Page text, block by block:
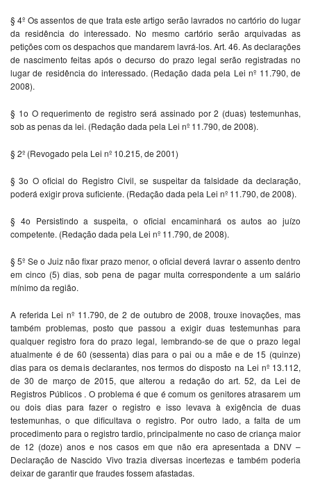
§ 4º Os assentos de que trata este artigo serão lavrados no cartório do lugar
da residência do interessado. No mesmo cartório serão arquivadas as
petições com os despachos que mandarem lavrá-los. Art. 46. As declarações
de nascimento feitas após o decurso do prazo legal serão registradas no
lugar de residência do interessado. (Redação dada pela Lei nº 11.790, de
2008).
§ 1o O requerimento de registro será assinado por 2 (duas) testemunhas,
sob as penas da lei. (Redação dada pela Lei nº 11.790, de 2008).
§ 2º (Revogado pela Lei nº 10.215, de 2001)
§ 3o O oficial do Registro Civil, se suspeitar da falsidade da declaração,
poderá exigir prova suficiente. (Redação dada pela Lei nº 11.790, de 2008).
§ 4o Persistindo a suspeita, o oficial encaminhará os autos ao juízo
competente. (Redação dada pela Lei nº 11.790, de 2008).
§ 5º Se o Juiz não fixar prazo menor, o oficial deverá lavrar o assento dentro
em cinco (5) dias, sob pena de pagar multa correspondente a um salário
mínimo da região.
A referida Lei nº 11.790, de 2 de outubro de 2008, trouxe inovações, mas
também problemas, posto que passou a exigir duas testemunhas para
qualquer registro fora do prazo legal, lembrando-se de que o prazo legal
atualmente é de 60 (sessenta) dias para o pai ou a mãe e de 15 (quinze)
dias para os demais declarantes, nos termos do disposto na Lei nº 13.112,
de 30 de março de 2015, que alterou a redação do art. 52, da Lei de
Registros Públicos . O problema é que é comum os genitores atrasarem um
ou dois dias para fazer o registro e isso levava à exigência de duas
testemunhas, o que dificultava o registro. Por outro lado, a falta de um
procedimento para o registro tardio, principalmente no caso de criança maior
de 12 (doze) anos e nos casos em que não era apresentada a DNV –
Declaração de Nascido Vivo trazia diversas incertezas e também poderia
deixar de garantir que fraudes fossem afastadas.